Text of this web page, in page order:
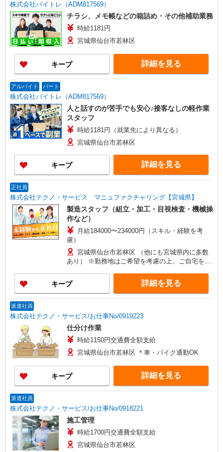
株式会社バイトレ（ADM817569）
チラシ、メモ帳などの箱詰め・その他補助業務
時給1181円
宮城県仙台市若林区
キープ 詳細を見る
アルバイト パート
株式会社バイトレ（ADM817569）
人と話すのが苦手でも安心♪接客なしの軽作業
スタッフ
時給1181円（就業先により異なる）
宮城県仙台市若林区
キープ 詳細を見る
正社員
株式会社テクノ・サービス マニュファクチャリング【宮城県】
製造スタッフ（組立・加工・目視検査・機械操
作など）
月給184000〜234000円（スキル・経験を考
慮）
宮城県仙台市若林区 （他にも宮城県内に多数
あり） ※勤務地はご希望を考慮の上、ご自宅を中
勤なし）
キープ 詳細を見る
派遣社員
株式会社テクノ・サービス/お仕事No/0919223
仕分け作業
時給1150円交通費全額支給
宮城県仙台市若林区 ＊車・バイク通勤OK
キープ 詳細を見る
派遣社員
株式会社テクノ・サービス/お仕事No/0918221
施工管理
時給1700円交通費全額支給
宮城県仙台市若林区